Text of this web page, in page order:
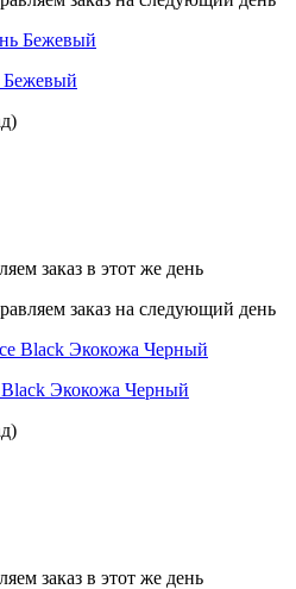
Бежевый
заказ в этот же день
заказ на следующий день
Экокожа Черный
заказ в этот же день